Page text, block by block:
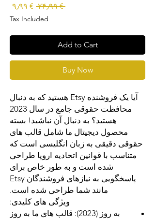
€ ۲۴٫۹۹
Regular
Price
€ ۹٫۹۹
Tax Included
Add to Cart
Buy Now
آیا یک فروشنده Etsy هستید که به دنبال
محافظت حقوقی جامع در سال 2023
هستید؟ به دنبال آن نباشید! بسته
محصول دیجیتال ما شامل قالب های
حقوقی دقیقی به زبان انگلیسی است که
متناسب با قوانین اتحادیه اروپا طراحی
شده است و به طور خاص برای
پاسخگویی به نیازهای فروشندگان Etsy
مانند شما طراحی شده است.
ویژگی های کلیدی:
به روز (2023):
قالب های ما به روز